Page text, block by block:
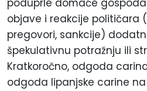
poduprle domaće
objave i reakcije političara
pregovori, sankcije)
špekulativnu potražnju ili
Kratkoročno, odgoda
odgoda lipanjske carine na